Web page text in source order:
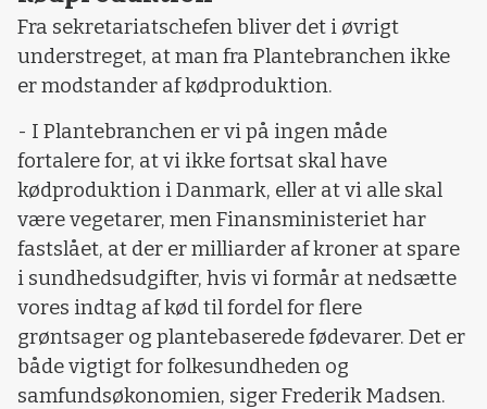
Fra sekretariatschefen bliver det i øvrigt
understreget, at man fra Plantebranchen ikke
er modstander af kødproduktion.
- I Plantebranchen er vi på ingen måde
fortalere for, at vi ikke fortsat skal have
kødproduktion i Danmark, eller at vi alle skal
være vegetarer, men Finansministeriet har
fastslået, at der er milliarder af kroner at spare
i sundhedsudgifter, hvis vi formår at nedsætte
vores indtag af kød til fordel for flere
grøntsager og plantebaserede fødevarer. Det er
både vigtigt for folkesundheden og
samfundsøkonomien, siger Frederik Madsen.